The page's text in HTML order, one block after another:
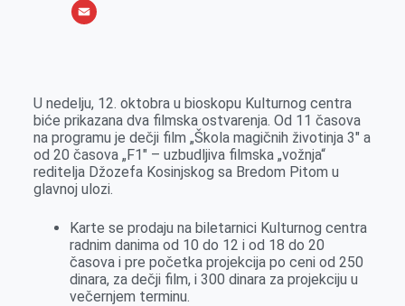
o
e
r
k
n
b
h
A
p
p
X
i
l
U nedelju, 12. oktobra u bioskopu Kulturnog centra
biće prikazana dva filmska ostvarenja. Od 11 časova
na programu je dečji film „Škola magičnih životinja 3″ a
od 20 časova „F1″ – uzbudljiva filmska „vožnja“
reditelja Džozefa Kosinjskog sa Bredom Pitom u
glavnoj ulozi.
Karte se prodaju na biletarnici Kulturnog centra
radnim danima od 10 do 12 i od 18 do 20
časova i pre početka projekcija po ceni od 250
dinara, za dečji film, i 300 dinara za projekciju u
večernjem terminu.